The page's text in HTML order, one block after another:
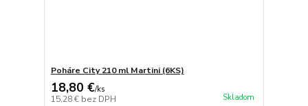
Poháre City 210 ml Martini (6KS)
18,80 €/ks
15,28 € bez DPH Skladom